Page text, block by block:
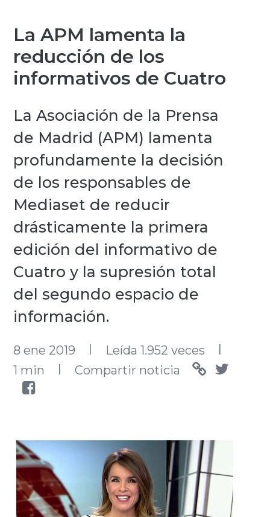
La APM lamenta la
reducción de los
informativos de Cuatro
La Asociación de la Prensa
de Madrid (APM) lamenta
profundamente la decisión
de los responsables de
Mediaset de reducir
drásticamente la primera
edición del informativo de
Cuatro y la supresión total
del segundo espacio de
información.
8 ene 2019 l Leída 1.952 veces l
1 min l Compartir noticia